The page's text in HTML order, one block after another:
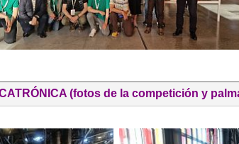
(fotos de la competición y